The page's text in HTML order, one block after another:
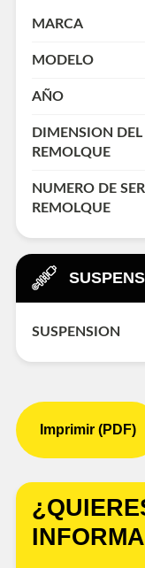
MARCA
MODELO
AÑO
DIMENSION DEL
REMOLQUE
NUMERO DE
REMOLQUE
SUSPENSION
Imprimir (PDF)